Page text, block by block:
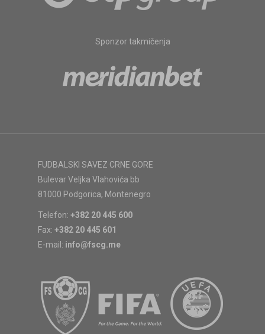
Sponzor takmičenja
FUDBALSKI SAVEZ CRNE GORE
Bulevar Veljka Vlahovića bb
81000 Podgorica, Montenegro
Telefon: +382 20 445 600
Fax: +382 20 445 601
E-mail: info@fscg.me